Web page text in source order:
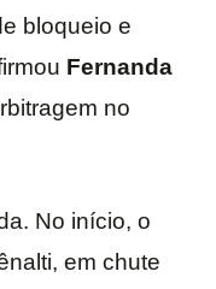
bloqueio e
Fernanda
no
No início, o
em chute